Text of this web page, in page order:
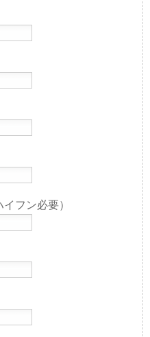
フン必要）